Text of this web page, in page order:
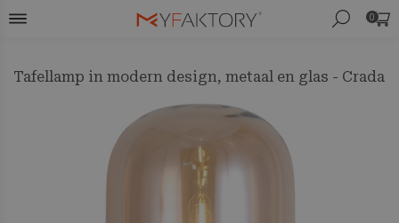
0
Tafellamp in modern design, metaal en glas - Crada